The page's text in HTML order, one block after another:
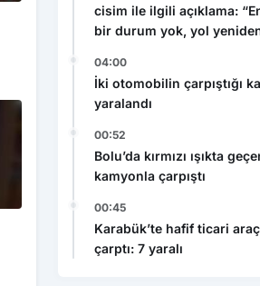
cisim ile ilgili açıklama:
bir durum yok, yol
04:00
İki otomobilin çarpıştığı
yaralandı
00:52
Bolu’da kırmızı ışıkta
kamyonla çarpıştı
00:45
Karabük’te hafif ticari
çarptı: 7 yaralı